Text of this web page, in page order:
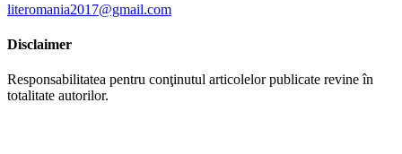
literomania2017@gmail.com
Disclaimer
Responsabilitatea pentru conţinutul articolelor publicate revine în
totalitate autorilor.